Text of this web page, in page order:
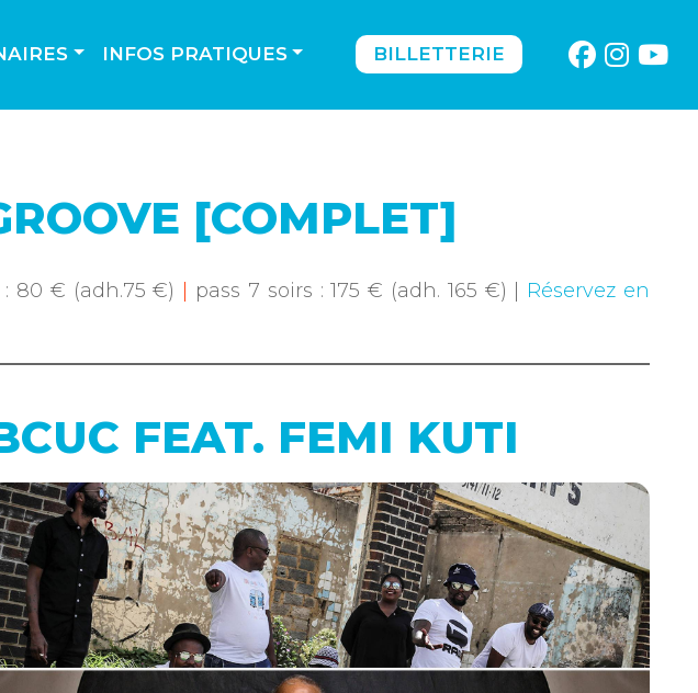
INFOS PRATIQUES BILLETTERIE
[COMPLET]
: 80 € (adh.75 €) pass 7 soirs : 175 € (adh. 165 €) | Réservez en
FEAT. FEMI KUTI